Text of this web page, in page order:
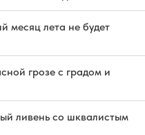
месяц лета не будет
грозе с градом и
ливень со шквалистым